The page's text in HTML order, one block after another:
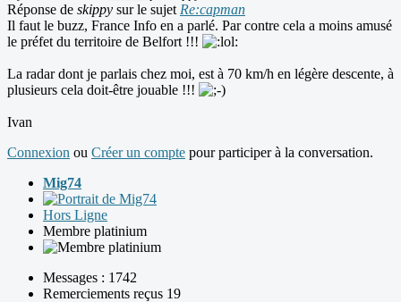
Réponse de skippy sur le sujet Re:capman
Il faut le buzz, France Info en a parlé. Par contre cela a moins amusé
le préfet du territoire de Belfort !!!
La radar dont je parlais chez moi, est à 70 km/h en légère descente, à
plusieurs cela doit-être jouable !!!
Ivan
Connexion ou Créer un compte pour participer à la conversation.
Mig74
Hors Ligne
Membre platinium
Messages : 1742
Remerciements reçus 19